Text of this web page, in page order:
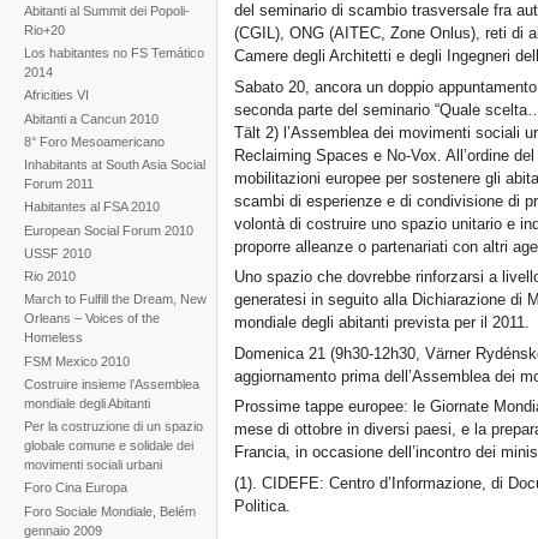
Abitanti al Summit dei Popoli-
Rio+20
Los habitantes no FS Temático
2014
Africities VI
Abitanti a Cancun 2010
8° Foro Mesoamericano
Inhabitants at South Asia Social
Forum 2011
Habitantes al FSA 2010
European Social Forum 2010
USSF 2010
Rio 2010
March to Fulfill the Dream, New
Orleans – Voices of the
Homeless
FSM Mexico 2010
Costruire insieme l’Assemblea
mondiale degli Abitanti
Per la costruzione di un spazio
globale comune e solidale dei
movimenti sociali urbani
Foro Cina Europa
Foro Sociale Mondiale, Belém
gennaio 2009
del seminario di scambio trasversale fra
(CGIL), ONG (AITEC, Zone Onlus), reti di
Camere degli Architetti e degli Ingegneri
Sabato 20, ancora un doppio
seconda parte del seminario “Quale
Tält 2) l’Assemblea dei movimenti sociali
Reclaiming Spaces e No-Vox. All’ordine
mobilitazioni europee per sostenere gli
scambi di esperienze e di condivisione di
volontà di costruire uno spazio unitario e
proporre alleanze o partenariati con altri
Uno spazio che dovrebbe rinforzarsi a
generatesi in seguito alla Dichiarazione di
mondiale degli abitanti prevista per il 2011.
Domenica 21 (9h30-12h30, Värner
aggiornamento prima dell’Assemblea dei
Prossime tappe europee: le Giornate
mese di ottobre in diversi paesi, e la
Francia, in occasione dell’incontro dei
(1). CIDEFE: Centro d’Informazione, di
Politica.